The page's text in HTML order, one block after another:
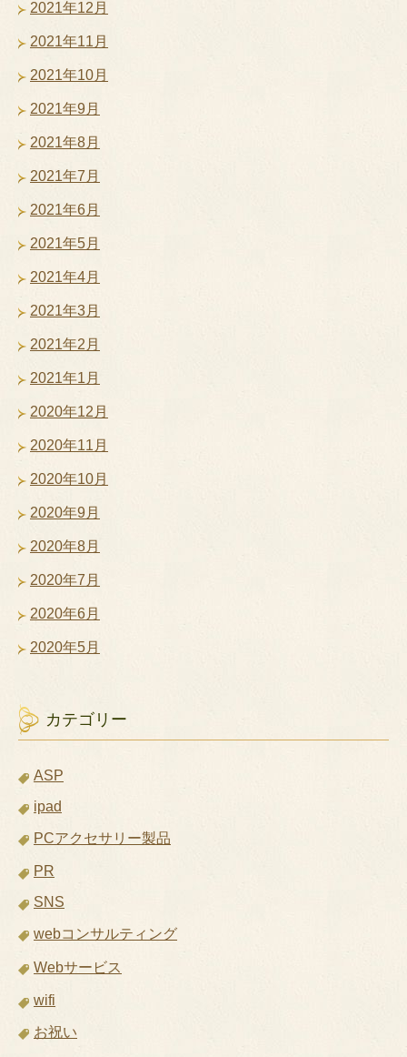
2021年12月
2021年11月
2021年10月
2021年9月
2021年8月
2021年7月
2021年6月
2021年5月
2021年4月
2021年3月
2021年2月
2021年1月
2020年12月
2020年11月
2020年10月
2020年9月
2020年8月
2020年7月
2020年6月
2020年5月
カテゴリー
ASP
ipad
PCアクセサリー製品
PR
SNS
webコンサルティング
Webサービス
wifi
お祝い